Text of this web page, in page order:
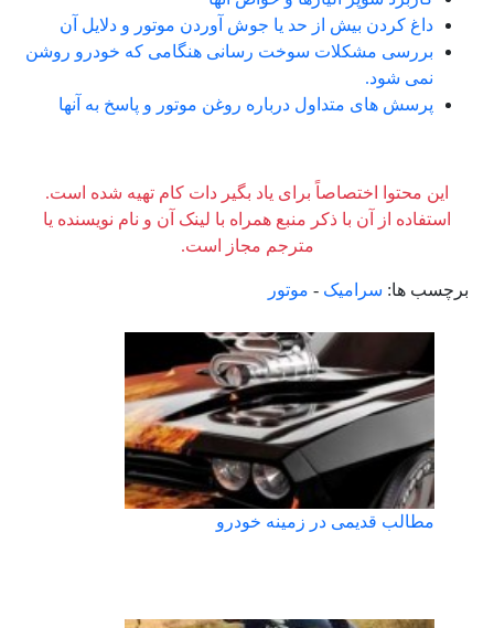
داغ کردن بیش از حد یا جوش آوردن موتور و دلایل آن
بررسی مشکلات سوخت رسانی هنگامی که خودرو روشن
نمی شود.
پرسش های متداول درباره روغن موتور و پاسخ به آنها
این محتوا اختصاصاً برای یاد بگیر دات کام تهیه شده است.
استفاده از آن با ذکر منبع همراه با لینک آن و نام نویسنده یا
مترجم مجاز است.
برچسب ها: سرامیک - موتور
مطالب قدیمی در زمینه خودرو